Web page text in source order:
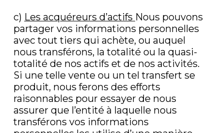
c) Les acquéreurs d’actifs Nous pouvons
partager vos informations personnelles
avec tout tiers qui achète, ou auquel
nous transférons, la totalité ou la quasi-
totalité de nos actifs et de nos activités.
Si une telle vente ou un tel transfert se
produit, nous ferons des efforts
raisonnables pour essayer de nous
assurer que l’entité à laquelle nous
transférons vos informations